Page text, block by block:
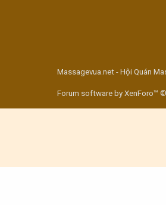
Massagevua.net - Hội Quán
Forum software by XenForo™